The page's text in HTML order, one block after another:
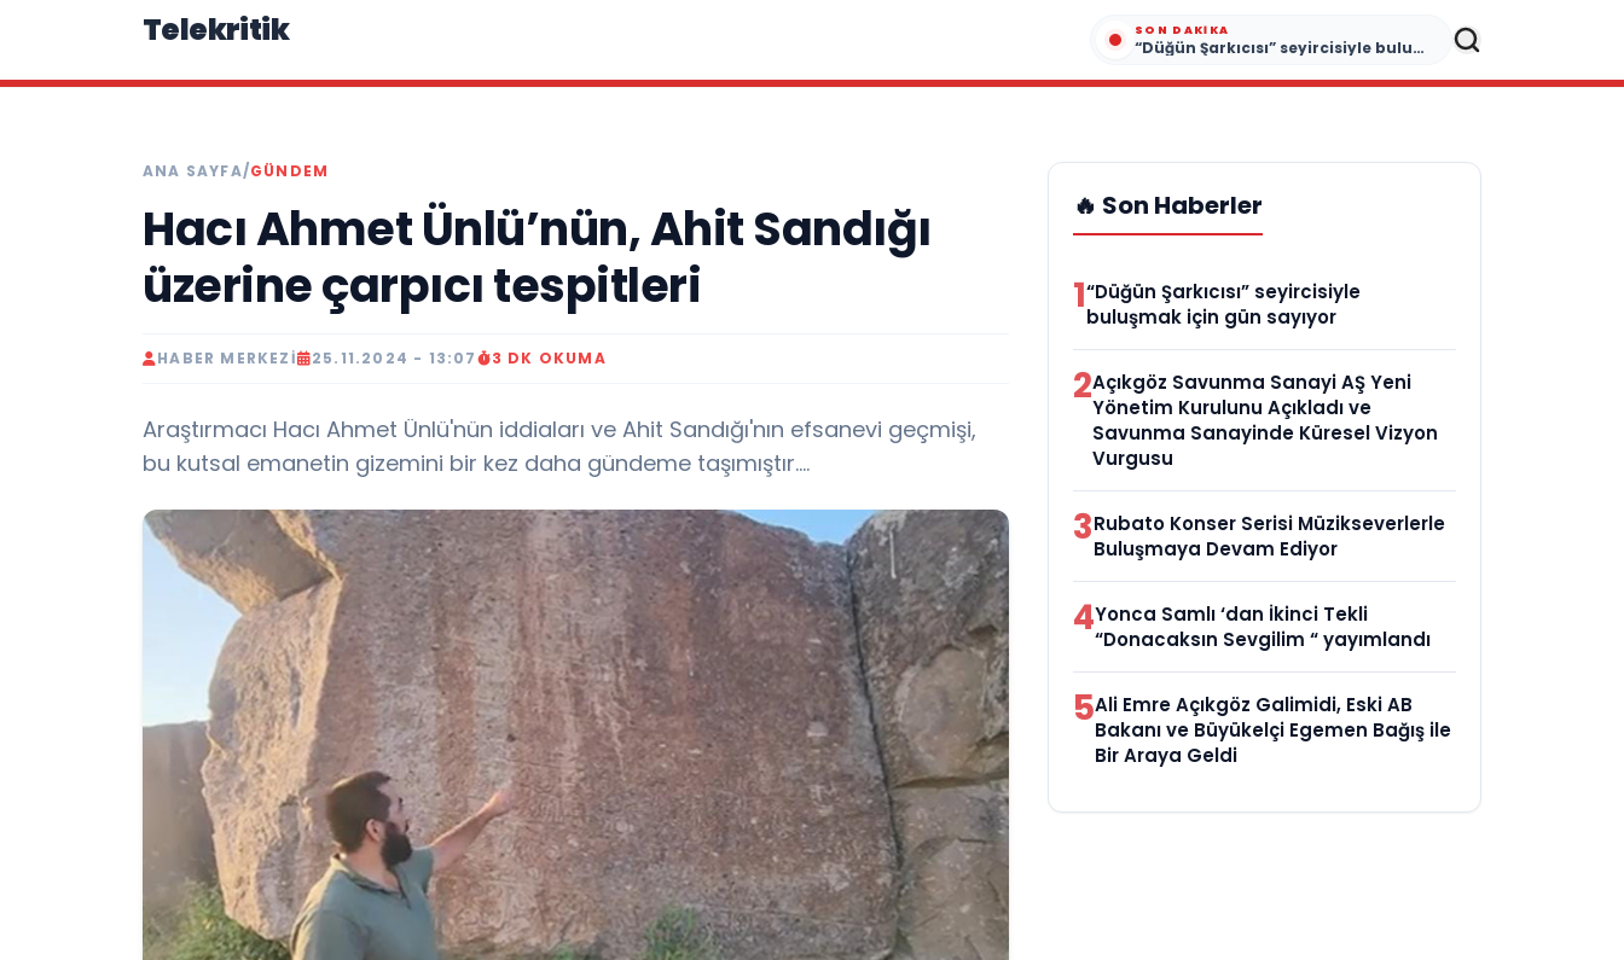
Telekritik SON DAKIKA
“Düğün Şarkıcısı” seyircisiyle buluşmak için gün sayıyor
ANA SAYFA/GÜNDEM
Hacı Ahmet Ünlü’nün, Ahit Sandığı
üzerine çarpıcı tespitleri
HABER MERKEZI 25.11.2024 - 13:07 3 DK OKUMA
Araştırmacı Hacı Ahmet Ünlü'nün iddiaları ve Ahit Sandığı'nın efsanevi geçmişi,
bu kutsal emanetin gizemini bir kez daha gündeme taşımıştır....
🔥 Son Haberler
1“Düğün Şarkıcısı” seyircisiyle
buluşmak için gün sayıyor
2Açıkgöz Savunma Sanayi AŞ Yeni
Yönetim Kurulunu Açıkladı ve
Savunma Sanayinde Küresel Vizyon
Vurgusu
3Rubato Konser Serisi Müzikseverlerle
Buluşmaya Devam Ediyor
4Yonca Samlı ‘dan İkinci Tekli
“Donacaksın Sevgilim “ yayımlandı
5Ali Emre Açıkgöz Galimidi, Eski AB
Bakanı ve Büyükelçi Egemen Bağış ile
Bir Araya Geldi